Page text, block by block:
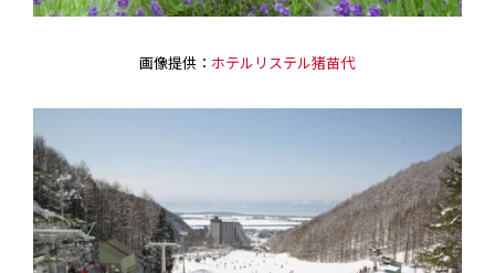
画像提供： ホテルリステル猪苗代